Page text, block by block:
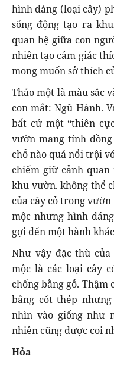
hình dáng (loại cây)
sống động tạo ra
quan hệ giữa con
nhiên tạo cảm giác
mong muốn sở thích
Thảo một là màu sắc
con mắt: Ngũ Hành.
bất cứ một “thiên
vườn mang tính
chỗ nào quá nổi trội
chiếm giữ cảnh
khu vườn. không thể
của cây cỏ trong
mộc nhưng hình
gợi đến một hành
Như vậy đặc thù
mộc là các loại cây
chống bằng gỗ.
bằng cốt thép
nhìn vào giống như
nhiên cũng được coi
Hỏa